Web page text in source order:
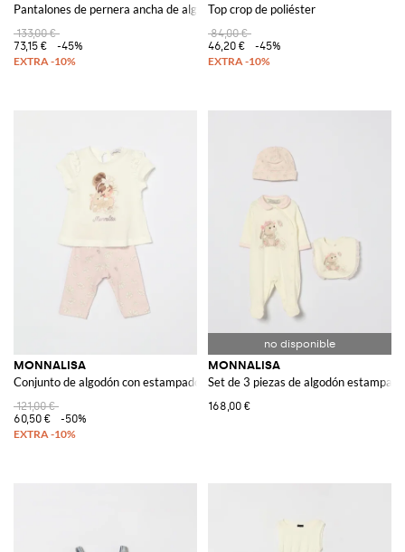
Pantalones de pernera ancha de algodón con lunares
133,00 €
73,15 €
-45%
Top crop de poliéster
84,00 €
46,20 €
-45%
MONNALISA
Conjunto de algodón con estampado floral y gráfico
121,00 €
60,50 €
-50%
MONNALISA
Set de 3 piezas de algodón estampado
168,00 €